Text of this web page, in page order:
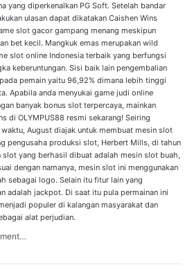
yang diperkenalkan PG Soft. Setelah bandar
ulasan dapat dikatakan Caishen Wins
slot gacor gampang menang meskipun
bet kecil. Mangkuk emas merupakan wild
slot online Indonesia terbaik yang berfungsi
keberuntungan. Sisi baik lain pengembalian
pemain yaitu 96,92% dimana lebih tinggi
Apabila anda menyukai game judi online
banyak bonus slot terpercaya, mainkan
di OLYMPUS88 resmi sekarang! Seiring
waktu, August diajak untuk membuat mesin slot
pengusaha produksi slot, Herbert Mills, di tahun
slot yang berhasil dibuat adalah mesin slot buah,
dengan namanya, mesin slot ini menggunakan
sebagai logo. Selain itu fitur lain yang
adalah jackpot. Di saat itu pula permainan ini
populer di kalangan masyarakat dan
alat perjudian.